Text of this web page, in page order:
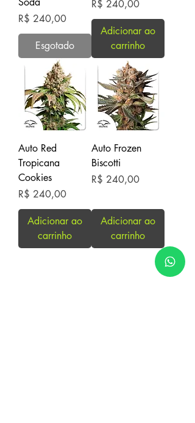
Preço
R$ 240,00
Esgotado
Preço
R$ 240,00
Adicionar ao
carrinho
Auto Red
Tropicana
Cookies
Preço
R$ 240,00
Adicionar ao
carrinho
Auto Frozen
Biscotti
Preço
R$ 240,00
Adicionar ao
carrinho